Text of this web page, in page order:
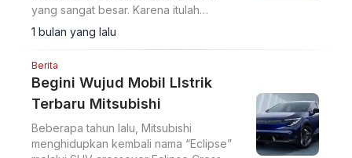
yang sangat besar. Karena itulah
Mitsubishi kemudian mengambil langkah
dalam menghadirkan Eclipse Sportback.
1 bulan yang lalu
Berita
Begini Wujud Mobil LIstrik
Terbaru Mitsubishi
Beberapa tahun lalu, Mitsubishi
menghidupkan kembali nama “Eclipse”